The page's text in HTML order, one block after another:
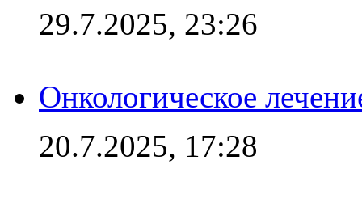
29.7.2025, 23:26
Онкологическое
20.7.2025, 17:28